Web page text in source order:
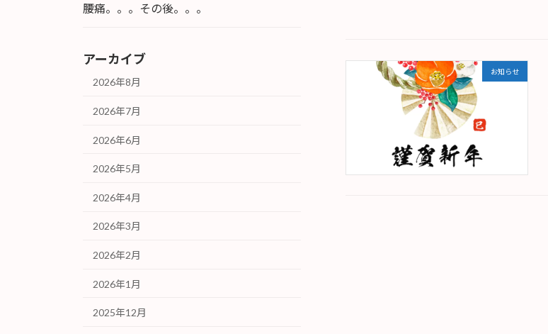
お知らせ
腰痛。。。その後。。。
アーカイブ
2026年8月
2026年7月
2026年6月
2026年5月
2026年4月
2026年3月
2026年2月
2026年1月
2025年12月